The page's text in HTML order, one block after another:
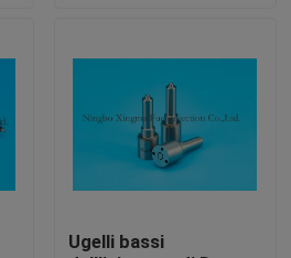
della ferrovia
Denso Ugelli bassi